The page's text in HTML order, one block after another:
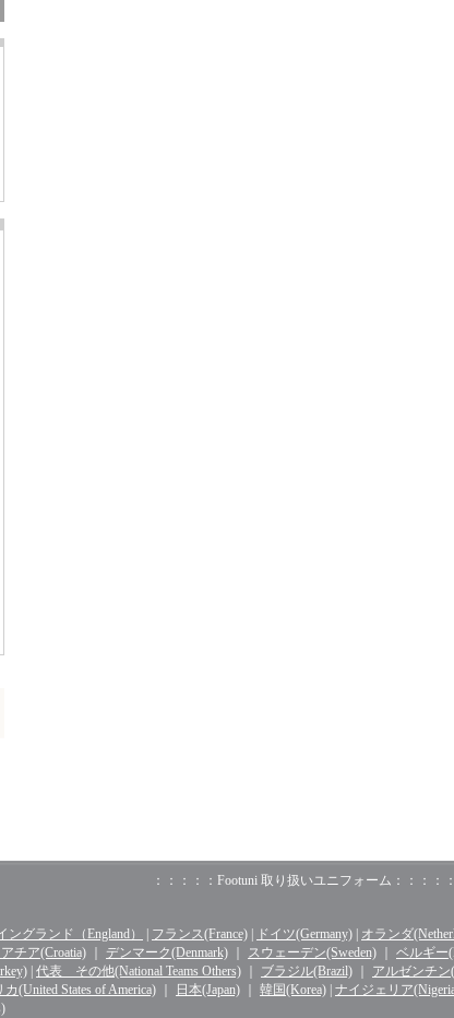
：：：：：Footuni 取り扱いユニフォーム：：：：：
ングランド（England） フランス(France) ドイツ(Germany) オランダ
チア(Croatia) デンマーク(Denmark) スウェーデン(Sweden) ベルギー
代表 その他(National Teams Others) ブラジル(Brazil) アルゼンチン
カ(United States of America) 日本(Japan) 韓国(Korea) ナイジェリア